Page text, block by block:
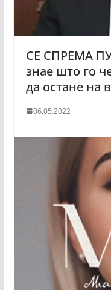
СЕ СПРЕМА
знае што го
да остане на
06.05.2022